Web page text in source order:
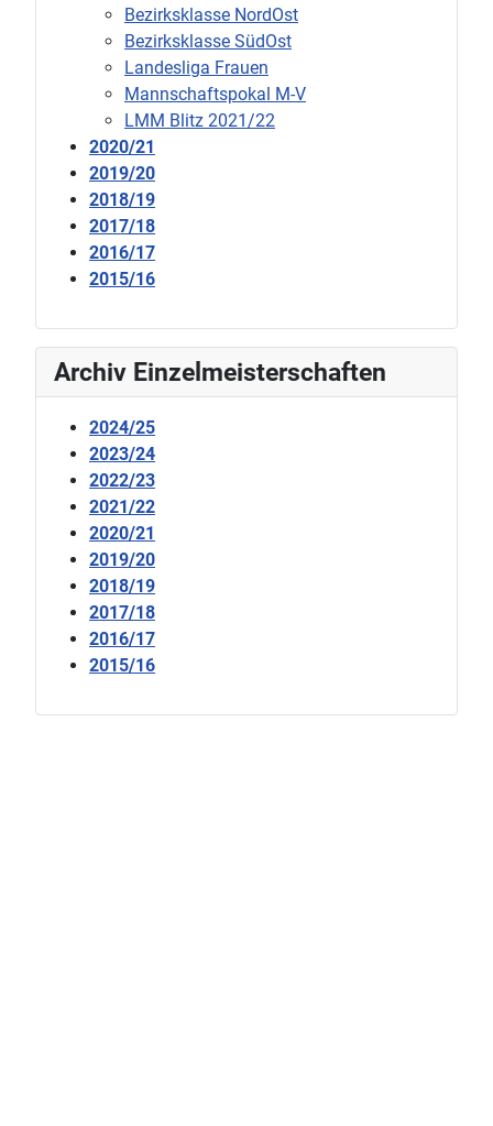
Bezirksklasse NordOst
Bezirksklasse SüdOst
Landesliga Frauen
Mannschaftspokal M-V
LMM Blitz 2021/22
2020/21
2019/20
2018/19
2017/18
2016/17
2015/16
Archiv Einzelmeisterschaften
2024/25
2023/24
2022/23
2021/22
2020/21
2019/20
2018/19
2017/18
2016/17
2015/16